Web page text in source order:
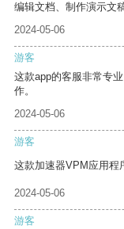
编辑文档、制作演示文
2024-05-06
游客
这款app的客服非常专
作。
2024-05-06
游客
这款加速器VPM应用程
2024-05-06
游客